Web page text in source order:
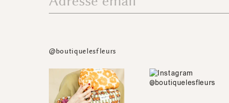
@boutiquelesfleurs